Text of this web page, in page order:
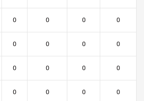
0 0 0 0
0 0 0 0
0 0 0 0
0 0 0 0